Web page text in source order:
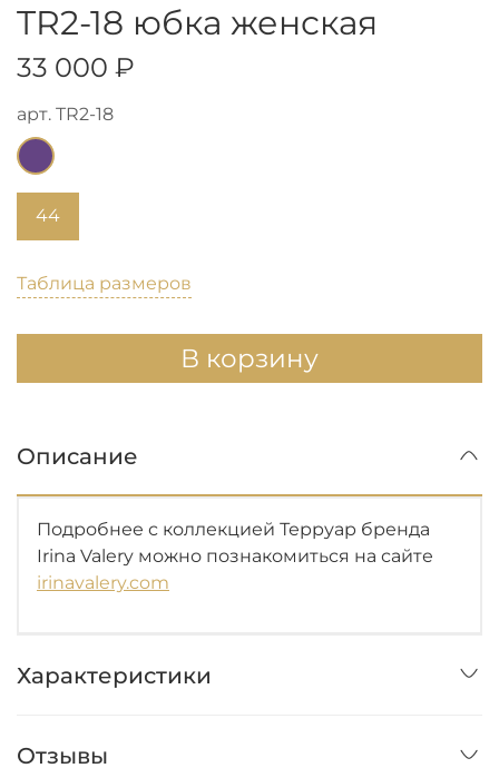
арт. TR2-18
TR2-18 юбка женская
33 000 ₽
Таблица размеров
В корзину
44
Описание
Подробнее с коллекцией Терруар бренда
Irina Valery можно познакомиться на сайте
irinavalery.com
Характеристики
Отзывы